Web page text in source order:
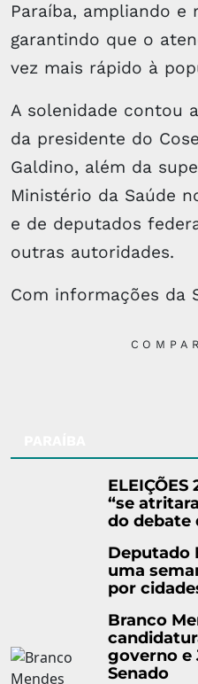
Paraíba, ampliando
garantindo que o
vez mais rápido à
A solenidade contou
da presidente do
Galdino, além da
Ministério da Saúde
e de deputados
outras autoridades.
Com informações da
“se
do debate
Deputado
uma
por
Branco
governo e
Senado